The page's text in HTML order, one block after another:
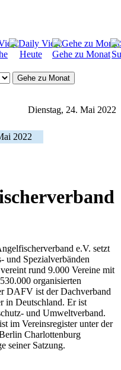
Heute Gehe zu Monat
Gehe zu Monat
Dienstag, 24. Mai 2022
2022
e.V. setzt
und Spezialverbänden
rund 9.000 Vereine mit
organisierten
DAFV ist der Dachverband
in Deutschland. Er ist
und Umweltverband.
im Vereinsregister unter der
Charlottenburg
seiner Satzung.